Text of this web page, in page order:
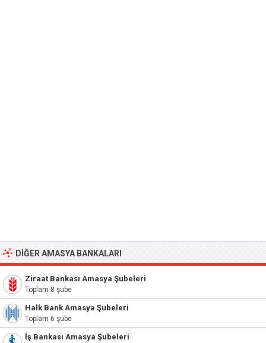
DIĞER AMASYA BANKALARI
Ziraat Bankası Amasya Şubeleri
Toplam 8 şube
Halk Bank Amasya Şubeleri
Toplam 6 şube
İş Bankası Amasya Şubeleri